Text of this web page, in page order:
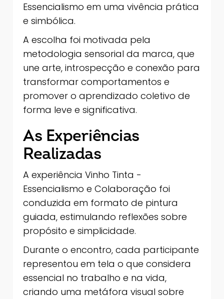
Essencialismo em uma vivência prática
e simbólica.
A escolha foi motivada pela
metodologia sensorial da marca, que
une arte, introspecção e conexão para
transformar comportamentos e
promover o aprendizado coletivo de
forma leve e significativa.
As Experiências
Realizadas
A experiência Vinho Tinta -
Essencialismo e Colaboração foi
conduzida em formato de pintura
guiada, estimulando reflexões sobre
propósito e simplicidade.
Durante o encontro, cada participante
representou em tela o que considera
essencial no trabalho e na vida,
criando uma metáfora visual sobre